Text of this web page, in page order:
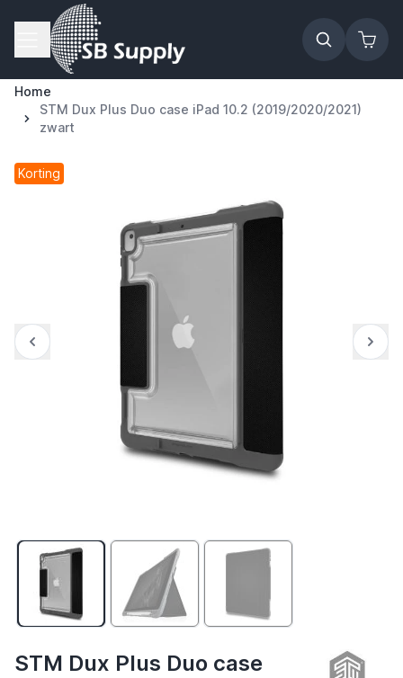
Ga naar de inhoud
Home
STM Dux Plus Duo case iPad 10.2 (2019/2020/2021)
zwart
Korting
STM Dux Plus Duo case